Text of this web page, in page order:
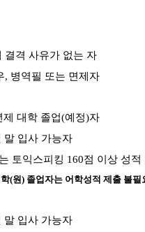
결격 사유가 없는 자
, 병역필 또는 면제자
제 대학 졸업(예정)자
말 입사 가능자
토익스피킹 160점 이상 성
(원) 졸업자는 어학성적 제출 불필
말 입사 가능자